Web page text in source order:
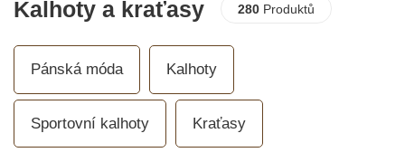
Kalhoty a kraťasy 280Produktů
Pánská móda Kalhoty
Sportovní kalhoty Kraťasy